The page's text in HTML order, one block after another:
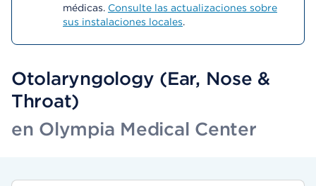
médicas. Consulte las actualizaciones sobre
sus instalaciones locales.
Otolaryngology (Ear, Nose &
Throat)
en Olympia Medical Center